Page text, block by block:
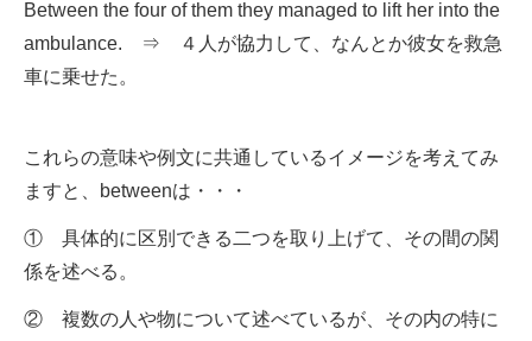
Between the four of them they managed to lift her into the
ambulance. ⇒ ４人が協力して、なんとか彼女を救急
車に乗せた。
これらの意味や例文に共通しているイメージを考えてみ
ますと、betweenは・・・
① 具体的に区別できる二つを取り上げて、その間の関
係を述べる。
② 複数の人や物について述べているが、その内の特に